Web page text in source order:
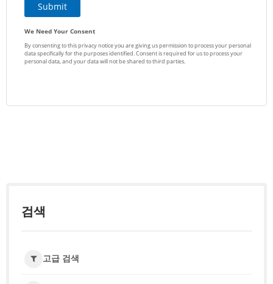
검색
고급 검색